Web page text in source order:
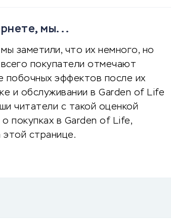
мы...
заметили, что их немного, но
покупатели отмечают
побочных эффектов после их
и обслуживании в Garden of Life
читатели с такой оценкой
о покупках в Garden of Life,
этой странице.